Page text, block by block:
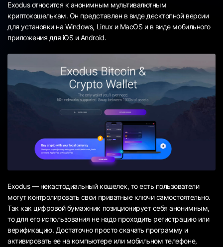
Exodus относится к анонимным мультивалютным
криптокошелькам. Он представлен в виде десктопной версии
для установки на Windows, Linux и MacOS и в виде мобильного
приложения для iOS и Android.
Exodus — некастодиальный кошелек, то есть пользователи
могут контролировать свои приватные ключи самостоятельно.
Так как цифровой бумажник позиционирует себя анонимным,
то для его использования не надо проходить регистрацию или
верификацию. Достаточно просто скачать программу и
активировать ее на компьютере или мобильном телефоне,